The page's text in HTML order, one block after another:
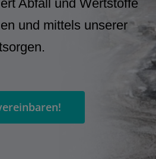
Abfall und Wertstoffe
und mittels unserer